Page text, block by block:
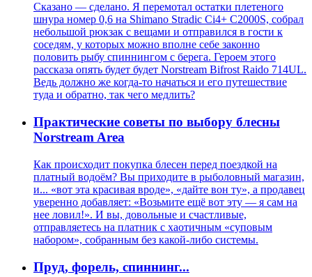
Сказано — сделано. Я перемотал остатки плетеного
шнура номер 0,6 на Shimano Stradic Ci4+ C2000S, собрал
небольшой рюкзак с вещами и отправился в гости к
соседям, у которых можно вполне себе законно
половить рыбу спиннингом с берега. Героем этого
рассказа опять будет будет Norstream Bifrost Raido 714UL.
Ведь должно же когда-то начаться и его путешествие
туда и обратно, так чего медлить?
Практические советы по выбору блесны
Norstream Area
Как происходит покупка блесен перед поездкой на
платный водоём? Вы приходите в рыболовный магазин,
и... «вот эта красивая вроде», «дайте вон ту», а продавец
уверенно добавляет: «Возьмите ещё вот эту — я сам на
нее ловил!». И вы, довольные и счастливые,
отправляетесь на платник с хаотичным «суповым
набором», собранным без какой-либо системы.
Пруд, форель, спиннинг...